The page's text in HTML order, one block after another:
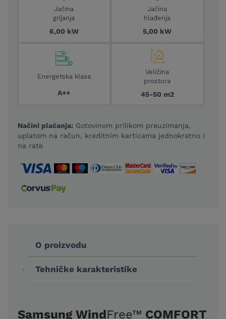
Jačina
grijanja
6,00 kW
Jačina
hlađenja
5,00 kW
Energetska klasa
A++
Veličina
prostora
45-50 m2
Načini plaćanja: Gotovinom prilikom preuzimanja,
uplatom na račun, kreditnim karticama jednokratno i
na rate
O proizvodu
Tehničke karakteristike
Samsung WindFree™ COMFORT